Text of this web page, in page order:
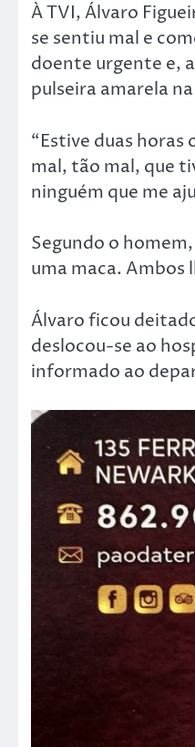
À TVI, Álvaro
se sentiu mal e
doente urgente e,
pulseira amarela
“Estive duas horas
mal, tão mal, que
ninguém que me
Segundo o
uma maca. Ambos
Álvaro ficou
deslocou-se ao
informado ao